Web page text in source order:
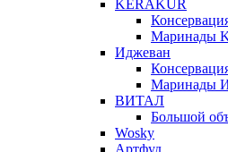
KERAKUR
Маринады
Иджеван
Маринады
ВИТАЛ
Большой
Wosky
Артфуд